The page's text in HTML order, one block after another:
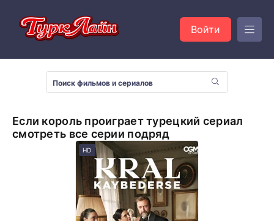
Войти
Если король проиграет турецкий сериал
смотреть все серии подряд
HD